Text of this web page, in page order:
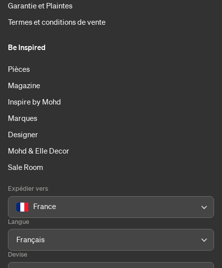
Garantie et Plaintes
Termes et conditions de vente
Be Inspired
Pièces
Magazine
Inspire by Mohd
Marques
Designer
Mohd & Elle Decor
Sale Room
Expédier vers
France
Langue
Français
Devise